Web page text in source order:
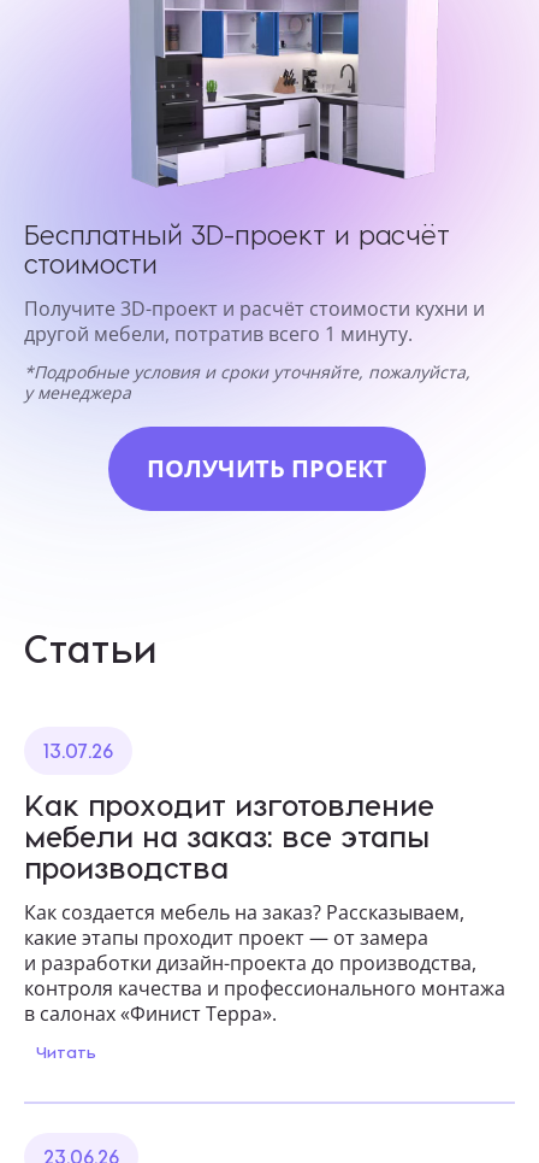
Бесплатный 3D-проект и расчёт
стоимости
Получите 3D-проект и расчёт стоимости кухни и
другой мебели, потратив всего 1 минуту.
*Подробные условия и сроки уточняйте, пожалуйста,
у менеджера
ПОЛУЧИТЬ ПРОЕКТ
Статьи
13.07.26
Как проходит изготовление
мебели на заказ: все этапы
производства
Как создается мебель на заказ? Рассказываем,
какие этапы проходит проект — от замера
и разработки дизайн-проекта до производства,
контроля качества и профессионального монтажа
в салонах «Финист Терра».
Читать
23.06.26